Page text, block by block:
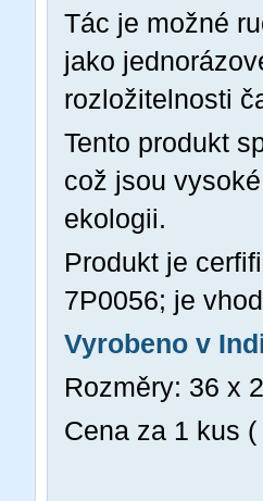
Tác je možné
jako
rozložitelnosti
Tento produkt
což jsou
ekologii.
Produkt je
7P0056; je
Vyrobeno v
Rozměry: 36 x
Cena za 1 kus